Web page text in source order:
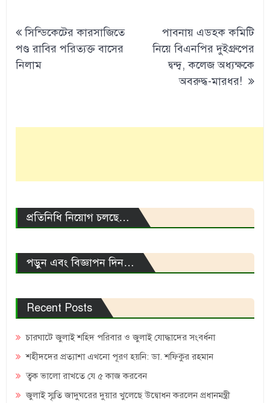
Post
navigation
সিন্ডিকেটের কারসাজিতে
পণ্ড রাবির পরিত্যক্ত বাসের
নিলাম
পাবনায় এডহক কমিটি
নিয়ে বিএনপির দুইগ্রুপের
দ্বন্দ্ব, কলেজ অধ্যক্ষকে
অবরুদ্ধ-মারধর!
প্রতিনিধি নিয়োগ চলছে…
পড়ুন এবং বিজ্ঞাপন দিন…
Recent Posts
চারঘাটে জুলাই শহিদ পরিবার ও জুলাই যোদ্ধাদের সংবর্ধনা
শহীদদের প্রত্যাশা এখনো পূরণ হয়নি: ডা. শফিকুর রহমান
ত্বক ভালো রাখতে যে ৫ কাজ করবেন
জুলাই স্মৃতি জাদুঘরের দুয়ার খুলেছে উদ্বোধন করলেন প্রধানমন্ত্রী